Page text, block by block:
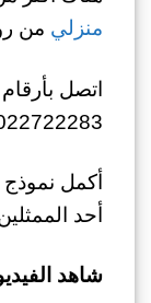
منزلي من
أكمل
أحد
شاهد